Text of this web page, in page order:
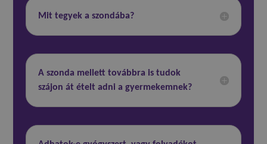
Mit tegyek a szondába?
A szonda mellett továbbra is tudok
szájon át ételt adni a gyermekemnek?